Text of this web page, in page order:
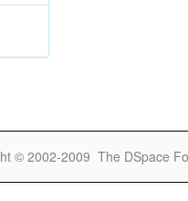
© 2002-2009 The DSpace